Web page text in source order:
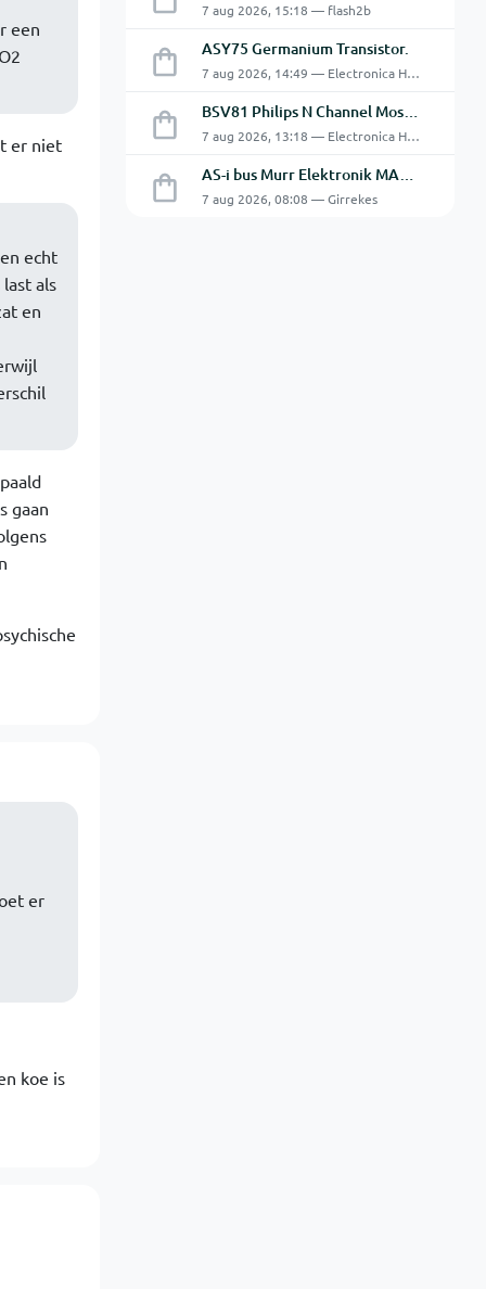
7 aug 2026, 15:18 — flash2b
ASY75 Germanium Transistor.
7 aug 2026, 14:49 — Electronica Hobbyist
BSV81 Philips N Channel Mosfet Transistors.
7 aug 2026, 13:18 — Electronica Hobbyist
AS-i bus Murr Elektronik MASI20 AS-Interface I/O-module 56440
7 aug 2026, 08:08 — Girrekes
een
er niet
echt
als
en
gaan
er
koe is